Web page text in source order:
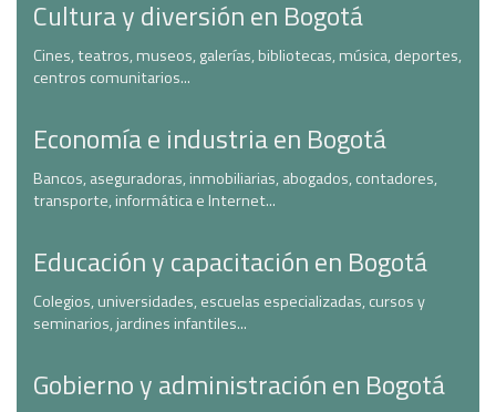
Cultura y diversión en Bogotá
Cines, teatros, museos, galerías, bibliotecas, música, deportes,
centros comunitarios...
Economía e industria en Bogotá
Bancos, aseguradoras, inmobiliarias, abogados, contadores,
transporte, informática e Internet...
Educación y capacitación en Bogotá
Colegios, universidades, escuelas especializadas, cursos y
seminarios, jardines infantiles...
Gobierno y administración en Bogotá